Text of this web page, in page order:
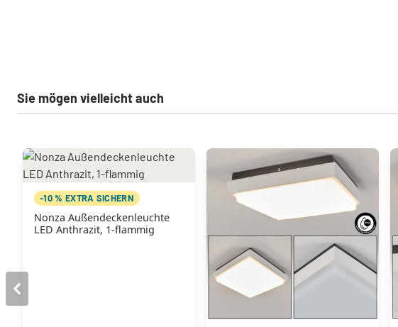
Sie mögen vielleicht auch
-10 % EXTRA SICHERN
Nonza Außendeckenleuchte
LED Anthrazit, 1-flammig